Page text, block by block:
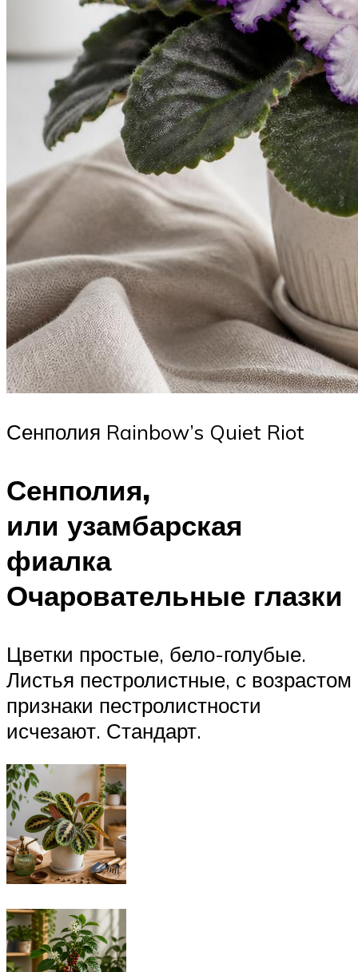
Сенполия Rainbow’s Quiet Riot
Сенполия,
или узамбарская
фиалка
Очаровательные глазки
Цветки простые, бело-голубые.
Листья пестролистные, с возрастом
признаки пестролистности
исчезают. Стандарт.